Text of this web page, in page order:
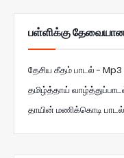
பள்ளிக்கு
தேசிய கீதம் பாடல் - Mp3
தமிழ்த்தாய்
தாயின் மணிக்கொடி